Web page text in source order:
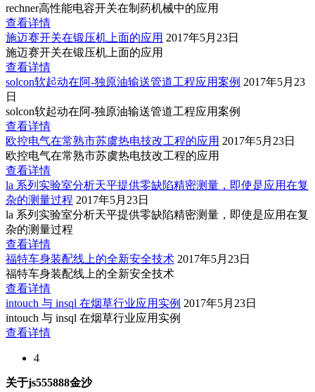
rechner高性能电容开关在制药机械中的应用
查看详情
施迈赛开关在锻压机上面的应用 2017年5月23日
施迈赛开关在锻压机上面的应用
查看详情
solcon软起动在阿-独原油输送管道工程应用案例 2017年5月23
日
solcon软起动在阿-独原油输送管道工程应用案例
查看详情
欧控电气在常熟市苏虞热电技改工程的应用 2017年5月23日
欧控电气在常熟市苏虞热电技改工程的应用
查看详情
la 系列实验室分析天平提供零缺陷精密测量，即使是应用在复
杂的测量过程 2017年5月23日
la 系列实验室分析天平提供零缺陷精密测量，即使是应用在复
杂的测量过程
查看详情
福特车身装配线上的全新安全技术 2017年5月23日
福特车身装配线上的全新安全技术
查看详情
intouch 与 insql 在烟草行业应用实例 2017年5月23日
intouch 与 insql 在烟草行业应用实例
查看详情
4
关于js555888金沙